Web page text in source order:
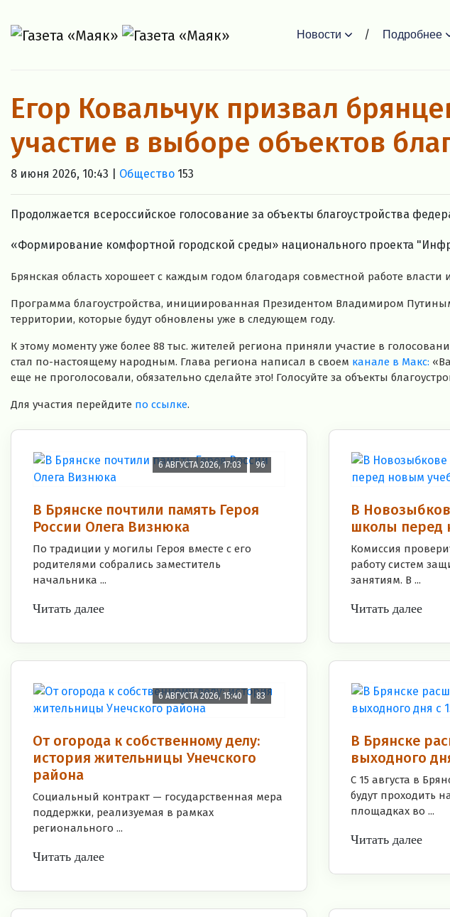
Новости Подробнее
Егор Ковальчук призвал
участие в выборе объектов
8 июня 2026, 10:43 | Общество 153
Продолжается всероссийское голосование за объекты благоустройства
«Формирование комфортной городской среды» национального проекта
Брянская область хорошеет с каждым годом благодаря совместной работе
Программа благоустройства, инициированная Президентом Владимиром
территории, которые будут обновлены уже в следующем году.
К этому моменту уже более 88 тыс. жителей региона приняли участие в
стал по-настоящему народным. Глава региона написал в своем канале в Макс:
еще не проголосовали, обязательно сделайте это! Голосуйте за объекты
Для участия перейдите по ссылке.
6 АВГУСТА 2026, 17:03 96
В Брянске почтили память Героя
России Олега Визнюка
По традиции у могилы Героя вместе с его
родителями собрались заместитель
начальника ...
Читать далее
В
школы перед
Комиссия
работу систем
занятиям. В ...
Читать далее
6 АВГУСТА 2026, 15:40 83
От огорода к собственному делу:
история жительницы Унечского
района
Социальный контракт — государственная мера
поддержки, реализуемая в рамках
регионального ...
Читать далее
В Брянске
выходного
С 15 августа в
будут проходить
площадках во ...
Читать далее